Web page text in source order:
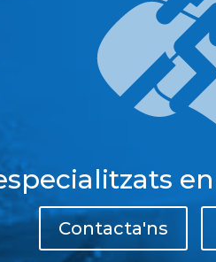
Contacta'ns